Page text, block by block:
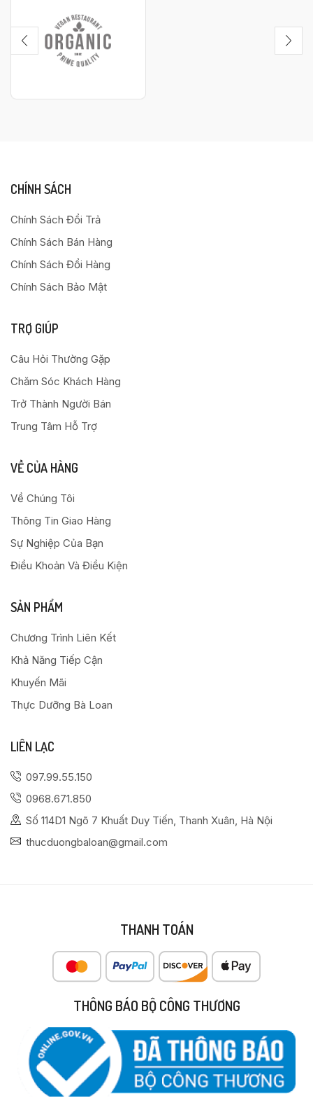
CHÍNH SÁCH
Chính Sách Đổi Trả
Chính Sách Bán Hàng
Chính Sách Đổi Hàng
Chính Sách Bảo Mật
TRỢ GIÚP
Câu Hỏi Thường Gặp
Chăm Sóc Khách Hàng
Trở Thành Người Bán
Trung Tâm Hỗ Trợ
VỀ CỦA HÀNG
Về Chúng Tôi
Thông Tin Giao Hàng
Sự Nghiệp Của Bạn
Điều Khoản Và Điều Kiện
SẢN PHẨM
Chương Trình Liên Kết
Khả Năng Tiếp Cận
Khuyến Mãi
Thực Dưỡng Bà Loan
LIÊN LẠC
097.99.55.150
0968.671.850
Số 114D1 Ngõ 7 Khuất Duy Tiến, Thanh Xuân, Hà Nội
thucduongbaloan@gmail.com
THANH TOÁN
THÔNG BÁO BỘ CÔNG THƯƠNG